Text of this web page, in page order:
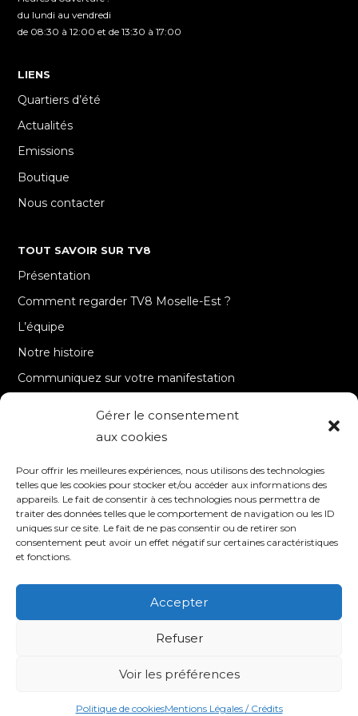
Gérer le consentement
aux cookies
Pour offrir les meilleures expériences, nous utilisons des technologies
telles que les cookies pour stocker et/ou accéder aux informations des
appareils. Le fait de consentir à ces technologies nous permettra de
traiter des données telles que le comportement de navigation ou les ID
uniques sur ce site. Le fait de ne pas consentir ou de retirer son
consentement peut avoir un effet négatif sur certaines caractéristiques
et fonctions.
Accepter
Refuser
Voir les préférences
Politique de cookiesMentions Légales / Crédits
du lundi au vendredi
de 08:30 à 12:00 et de 13:30 à 17:00
LIENS
Quartiers d’été
Actualités
Emissions
Boutique
Nous contacter
TOUT SAVOIR SUR TV8
Présentation
Comment regarder TV8 Moselle-Est ?
L’équipe
Notre histoire
Communiquez sur votre manifestation
Contact
Mentions Légales / Crédits
Politique de cookies (UE)
Politique de confidentialité – RGPD
© 2020 TV8 Moselle-Est - 9 avenue Saint-Remy - 57600 FORBACH -
Communication